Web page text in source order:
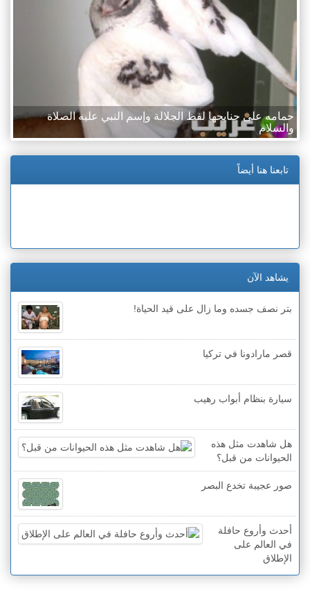
حمامه على جنايحها لفظ الجلالة وإسم النبي عليه الصلاة
والسلام
تابعنا هنا أيضاً
يشاهد الآن
بتر نصف جسده وما زال على قيد الحياة!
قصر مارادونا في تركيا
سيارة بنظام أبواب رهيب
هل شاهدت مثل هذه
الحيوانات من قبل؟
صور عجيبة تخدع البصر
أحدث وأروع حافلة
في العالم على
الإطلاق